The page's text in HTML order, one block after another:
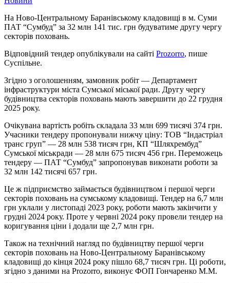
На Ново-Центральному Баранівському кладовищі в м. Суми
ПАТ “Сумбуд” за 32 млн 141 тис. грн будуватиме другу чергу
секторів поховань.
Відповідний тендер опублікували на сайті Prozorro, пише
Суспільне.
Згідно з оголошенням, замовник робіт — Департамент
інфраструктури міста Сумської міської ради. Другу чергу
будівництва секторів поховань мають завершити до 22 грудня
2025 року.
Очікувана вартість робіть складала 33 млн 699 тисячі 374 грн.
Учасники тендеру пропонували нижчу ціну: ТОВ “Індастріал
транс груп” — 28 млн 538 тисяч грн, КП “Шляхрембуд”
Сумської міськради — 28 млн 675 тисяч 456 грн. Переможець
тендеру — ПАТ “Сумбуд” запропонував виконати роботи за
32 млн 142 тисячі 657 грн.
Це ж підприємство займається будівництвом і першої черги
секторів поховань на сумському кладовищі. Тендер на 6,7 млн
грн уклали у листопаді 2023 року, роботи мають закінчити у
грудні 2024 року. Проте у червні 2024 року провели тендер на
коригування ціни і додали ще 2,7 млн грн.
Також на технічний нагляд по будівництву першої черги
секторів поховань на Ново-Центральному Баранівському
кладовищі до кінця 2024 року пішло 68,7 тисяч грн. Ці роботи,
згідно з даними на Prozorro, виконує ФОП Гончаренко М.М.